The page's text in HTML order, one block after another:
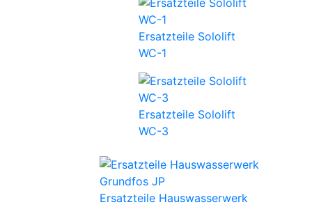
Ersatzteile Sololift
WC-1
Ersatzteile Sololift
WC-3
Ersatzteile Hauswasserwerk